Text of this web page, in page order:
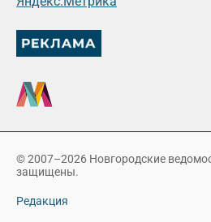
© 2007–2026 Новгородские
защищены.
Редакция